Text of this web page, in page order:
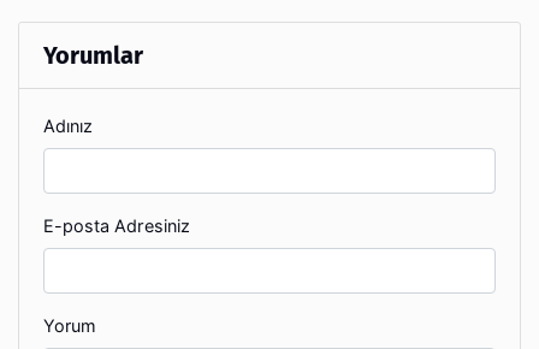
Yorumlar
Adınız
E-posta Adresiniz
Yorum